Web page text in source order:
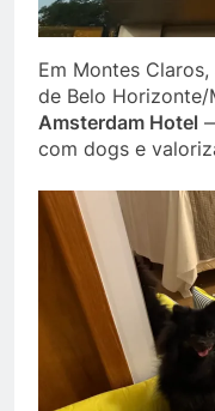
Em Montes
de Belo Horizonte/
Amsterdam Hotel
com dogs e